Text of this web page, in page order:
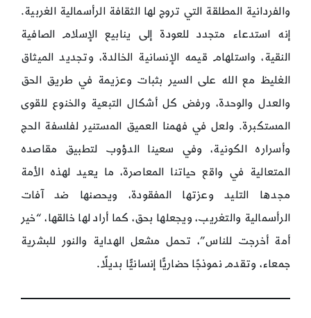
والفردانية المطلقة التي تروج لها الثقافة الرأسمالية الغربية.
إنه استدعاء متجدد للعودة إلى ينابيع الإسلام الصافية
النقية، واستلهام قيمه الإنسانية الخالدة، وتجديد الميثاق
الغليظ مع الله على السير بثبات وعزيمة في طريق الحق
والعدل والوحدة، ورفض كل أشكال التبعية والخنوع للقوى
المستكبرة. ولعل في فهمنا العميق المستنير لفلسفة الحج
وأسراره الكونية، وفي سعينا الدؤوب لتطبيق مقاصده
المتعالية في واقع حياتنا المعاصرة، ما يعيد لهذه الأمة
مجدها التليد وعزتها المفقودة، ويحصنها ضد آفات
الرأسمالية والتغريب، ويجعلها بحق، كما أراد لها خالقها، “خير
أمة أخرجت للناس”، تحمل مشعل الهداية والنور للبشرية
جمعاء، وتقدم نموذجًا حضاريًّا إنسانيًّا بديلًا.